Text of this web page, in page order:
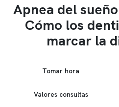
Apnea del
Cómo los
marcar la
Tomar hora
Valores consultas